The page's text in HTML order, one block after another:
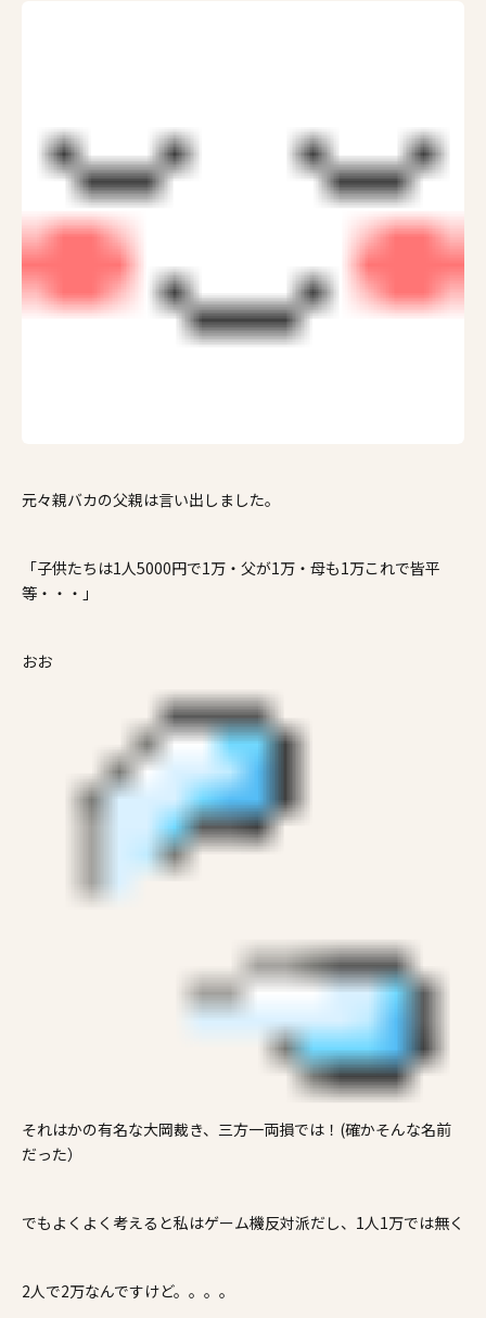
元々親バカの父親は言い出しました。
「子供たちは1人5000円で1万・父が1万・母も1万これで皆平
等・・・」
おお
それはかの有名な大岡裁き、三方一両損では！(確かそんな名前
だった）
でもよくよく考えると私はゲーム機反対派だし、1人1万では無く
2人で2万なんですけど。。。。